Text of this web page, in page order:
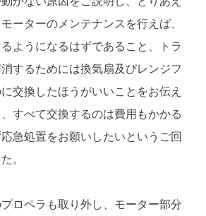
ーターのメンテナンスを行えば、
ようになるはずであること、トラ
するためには換気扇及びレンジフ
交換したほうがいいことをお伝え
すべて交換するのは費用もかかる
急処置をお願いしたいというご回
。
ロペラも取り外し、モーター部分